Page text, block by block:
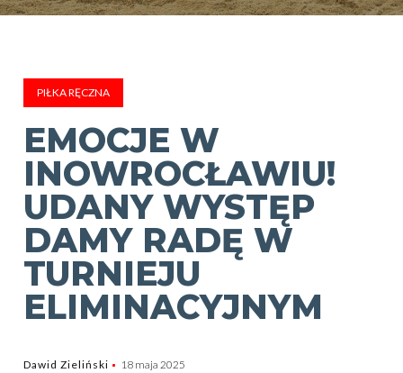
PIŁKA RĘCZNA
EMOCJE W
INOWROCŁAWIU!
UDANY WYSTĘP
DAMY RADĘ W
TURNIEJU
ELIMINACYJNYM
Dawid Zieliński 18 maja 2025